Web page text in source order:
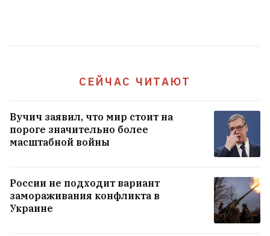
СЕЙЧАС ЧИТАЮТ
Вучич заявил, что мир стоит на
пороге значительно более
масштабной войны
России не подходит вариант
замораживания конфликта в
Украине
ехала на самокате по Варшаве, когда
Пальчис призвал не переписывать историю
2020 года: Не ищите лживых версий прошлого
46
В Кобрине произошла авария с участием
двух милицейских авто ФОТО